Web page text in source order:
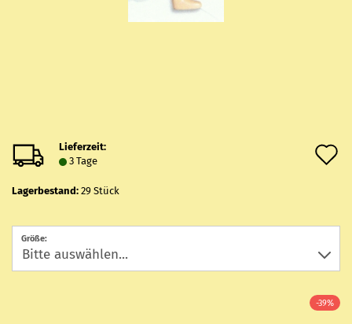
Lieferzeit:
3 Tage
Lagerbestand: 29 Stück
Größe:
-39%